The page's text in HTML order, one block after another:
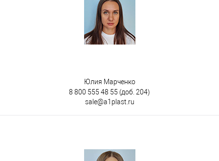
Юлия Марченко
8 800 555 48 55 (доб. 204)
sale@a1plast.ru